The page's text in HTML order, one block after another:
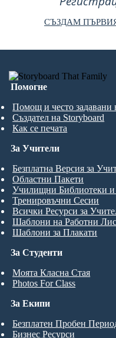
СЪЗДАМ
Помогне
Помощ и често задавани
Създател на Storyboard
Как се печата
За Студенти
Моята Класна Стая
Photos For Class
За Учители
Безплатна Версия за
Областни Пакети
Училищни Библиотеки
Тренировъчни Сесии
Всички Ресурси за
Шаблони на Работни
Шаблони за Плакати
За Екипи
Безплатен Пробен
Бизнес Ресурси